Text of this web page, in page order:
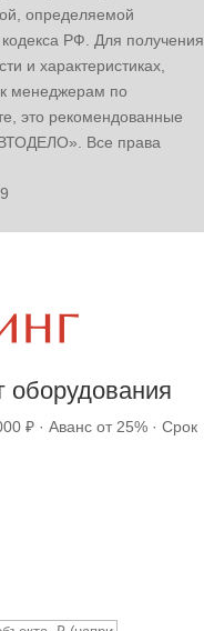
определяемой
РФ. Для получения
и характеристиках,
к менеджерам по
это рекомендованные
Все права
оборудования
₽ · Аванс от 25% · Срок